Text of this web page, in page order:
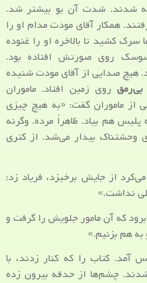
شدند. شدت آن بو بیشتر شد.
همکار آقای مودت مدام او را
کشید تا بالاخره او را غنوده
روی صورتش افتاده بود.
هیچ صدایی از آقای مودت شنیده
بی‌رمق روی زمین افتاد. ماموران
ماموران گفت: «به هیچ چیزی
هم بیاد. ظاهراً مرده. وگرنه
وحشتناک بیدار می‌شد. از کتری
از جایش برخیزد، فریاد زد:
نداشت.»
که آن مامور جلویش را گرفت و
هم بزنیم.»
آمد. کتاب را که کنار زدند، با
چشم‌ها از حدقه بیرون زده